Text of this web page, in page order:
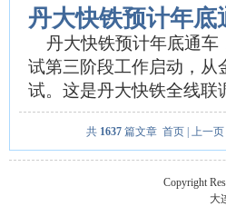
丹大快铁预计年
丹大快铁预计年底通车
试第三阶段工作启动，从
试。这是丹大快铁全线联
共 1637 篇文章 首页 上一页
Copyright
大